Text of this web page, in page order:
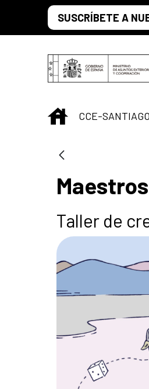
Saltar al contenido principal
SUSCRÍBETE A
INICIO
CCE-SANTIAGO
Taller de